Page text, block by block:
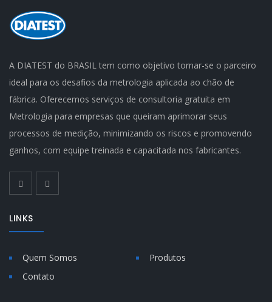
A DIATEST do BRASIL tem como objetivo tornar-se o parceiro
ideal para os desafios da metrologia aplicada ao chão de
fábrica. Oferecemos serviços de consultoria gratuita em
Metrologia para empresas que queiram aprimorar seus
processos de medição, minimizando os riscos e promovendo
ganhos, com equipe treinada e capacitada nos fabricantes.
LINKS
Quem Somos
Produtos
Contato